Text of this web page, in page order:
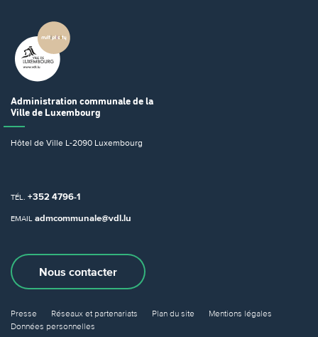
Administration communale de la
Ville de Luxembourg
Hôtel de Ville L-2090 Luxembourg
TÉL. +352 4796-1
EMAIL admcommunale@vdl.lu
Nous contacter
Presse Réseaux et partenariats Plan du site
Mentions légales
Données personnelles